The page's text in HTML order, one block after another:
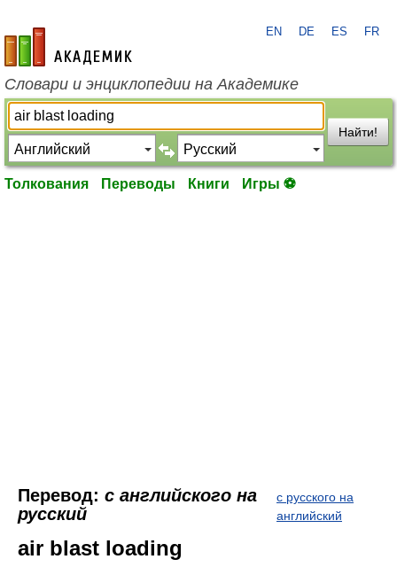
academic.ru
EN DE ES FR
Словари и энциклопедии на Академике
Найти!
Толкования Переводы Книги Игры ⚽
Перевод: с английского на
русский
с русского на
английский
air blast loading